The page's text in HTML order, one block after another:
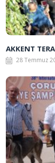
AKKENT
28 Temmuz